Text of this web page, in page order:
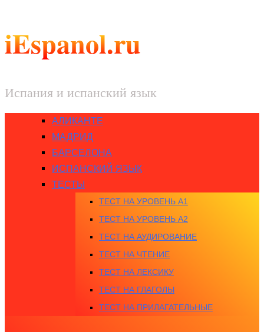
iEspanol.ru
Испания и испанский язык
АЛИКАНТЕ
МАДРИД
БАРСЕЛОНА
ИСПАНСКИЙ ЯЗЫК
ТЕСТЫ
ТЕСТ НА УРОВЕНЬ A1
ТЕСТ НА УРОВЕНЬ A2
ТЕСТ НА АУДИРОВАНИЕ
ТЕСТ НА ЧТЕНИЕ
ТЕСТ НА ЛЕКСИКУ
ТЕСТ НА ГЛАГОЛЫ
ТЕСТ НА ПРИЛАГАТЕЛЬНЫЕ